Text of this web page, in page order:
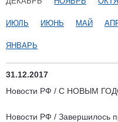
ИЮЛЬ ИЮНЬ МАЙ
ЯНВАРЬ
31.12.2017
Новости РФ / С НОВЫМ
Новости РФ / Завершилось
Статьи